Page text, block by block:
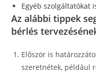
Egyéb szolgáltatókat
Az alábbi tippek
bérlés
Először is
szeretnétek, például